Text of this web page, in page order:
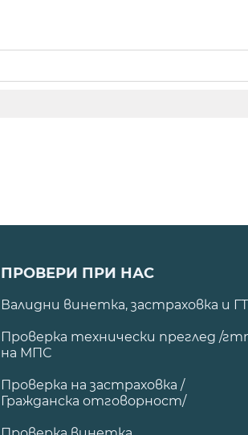
ПРОВЕРИ ПРИ НАС
Валидни винетка, застраховка и
Проверка технически преглед /
на МПС
Проверка на застраховка /
Гражданска отговорност/